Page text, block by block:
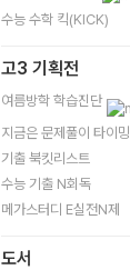
수능 수학 킥(KICK)
고3 기획전
여름방학 학습진단
지금은 문제풀이 타이밍
기출 북킷리스트
수능 기출 N회독
메가스터디 E실전N제
도서
EBS 고등 예비과
정 통합과학-22
개정 (2026년용)